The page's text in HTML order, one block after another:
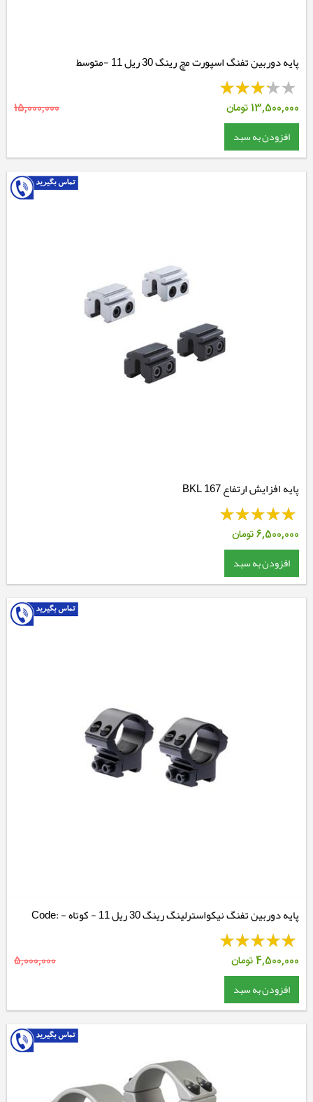
پایه دوربین تفنگ اسپورت مچ رینگ 30 ریل 11 -متوسط
13,500,000 تومان 15,000,000
افزودن به سبد
پایه افزایش ارتفاع BKL 167
6,500,000تومان
افزودن به سبد
پایه دوربین تفنگ نیکواسترلینگ رینگ 30 ریل 11 - کوتاه - Code:
NSMM3038M
4,500,000تومان 5,000,000
افزودن به سبد